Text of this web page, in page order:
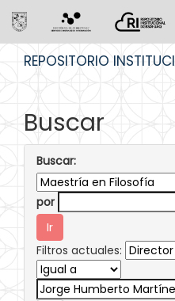
REPOSITORIO
Buscar
Buscar:
por
Filtros actuales: